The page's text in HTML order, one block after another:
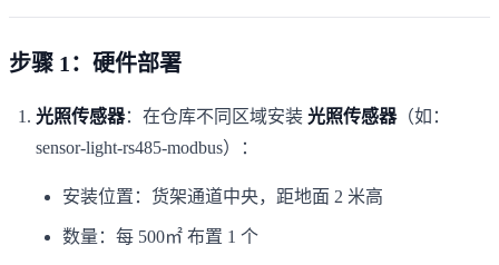
步骤 1：硬件部署
光照传感器：在仓库不同区域安装 光照传感器（如：
sensor-light-rs485-modbus）：
安装位置：货架通道中央，距地面 2 米高
数量：每 500㎡ 布置 1 个